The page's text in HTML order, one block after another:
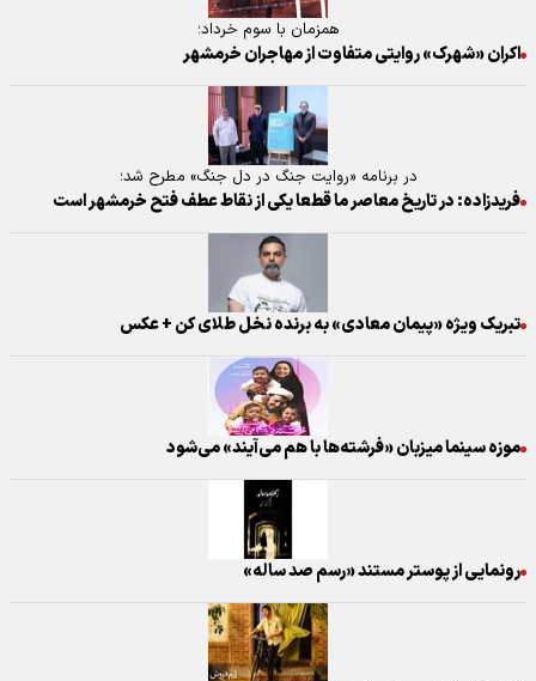
همزمان با سوم خرداد؛
اکران «شهرک» روایتی متفاوت از مهاجران خرمشهر
در برنامه «روایت جنگ در دل جنگ» مطرح شد؛
فریدزاده: در تاریخ معاصر ما قطعا یکی از نقاط عطف فتح خرمشهر است
تبریک ویژه «پیمان معادی» به برنده نخل طلای کن + عکس
موزه سینما میزبان «فرشته‌ها با هم می‌آیند» می‌شود
رونمایی از پوستر مستند «رسم صد ساله»